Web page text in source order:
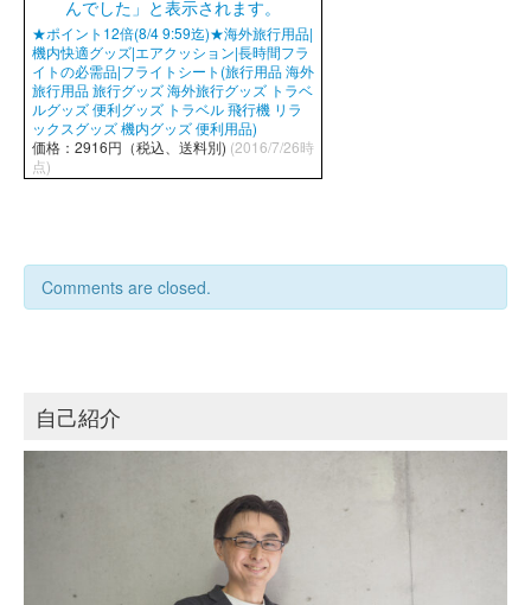
★ポイント12倍(8/4 9:59迄)★海外旅行用品|
機内快適グッズ|エアクッション|長時間フラ
イトの必需品|フライトシート(旅行用品 海外
旅行用品 旅行グッズ 海外旅行グッズ トラベ
ルグッズ 便利グッズ トラベル 飛行機 リラ
ックスグッズ 機内グッズ 便利用品)
価格：2916円（税込、送料別) (2016/7/26時
点)
Comments are closed.
自己紹介